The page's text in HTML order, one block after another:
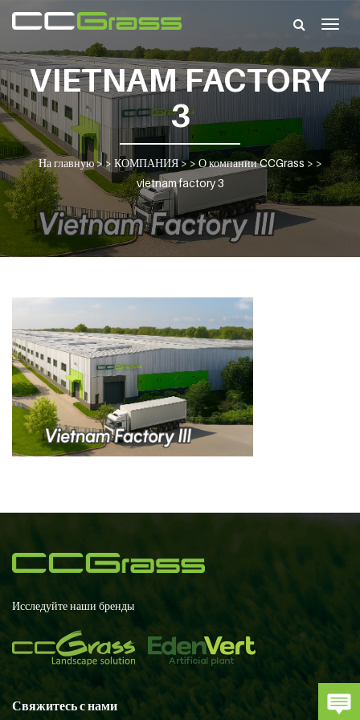
VIETNAM FACTORY
3
На главную> > КОМПАНИЯ> > О компании CCGrass > >
vietnam factory 3
Исследуйте наши бренды
Свяжитесь с нами